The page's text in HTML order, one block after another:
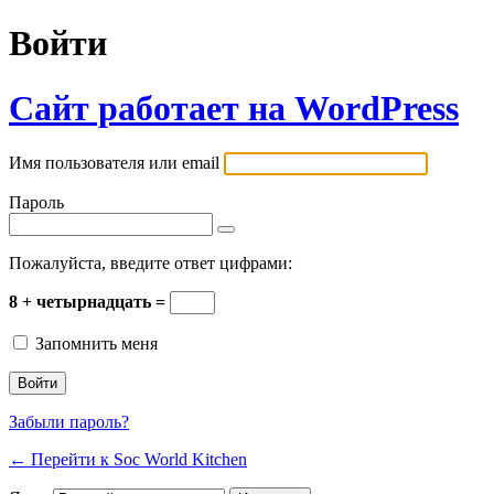
Войти
Сайт работает на WordPress
Имя пользователя или email
Пароль
Пожалуйста, введите ответ цифрами:
8 + четырнадцать =
Запомнить меня
Забыли пароль?
← Перейти к Soc World Kitchen